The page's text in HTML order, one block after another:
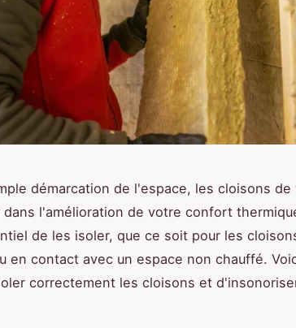
démarcation de l'espace, les cloisons
dans l'amélioration de votre confort
de les isoler, que ce soit pour les
en contact avec un espace non chauffé.
correctement les cloisons et